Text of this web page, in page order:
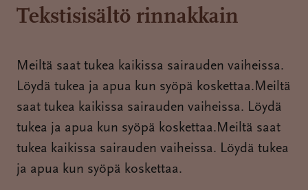
Tekstisisältö rinnakkain
Meiltä saat tukea kaikissa sairauden vaiheissa.
Löydä tukea ja apua kun syöpä koskettaa.Meiltä
saat tukea kaikissa sairauden vaiheissa. Löydä
tukea ja apua kun syöpä koskettaa.Meiltä saat
tukea kaikissa sairauden vaiheissa. Löydä tukea
ja apua kun syöpä koskettaa.